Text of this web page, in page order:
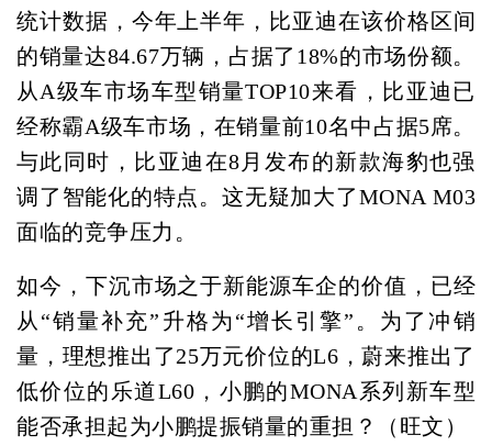
统计数据，今年上半年，比亚迪在该价格区间
的销量达84.67万辆，占据了18%的市场份额。
从A级车市场车型销量TOP10来看，比亚迪已
经称霸A级车市场，在销量前10名中占据5席。
与此同时，比亚迪在8月发布的新款海豹也强
调了智能化的特点。这无疑加大了MONA M03
面临的竞争压力。
如今，下沉市场之于新能源车企的价值，已经
从“销量补充”升格为“增长引擎”。为了冲销
量，理想推出了25万元价位的L6，蔚来推出了
低价位的乐道L60，小鹏的MONA系列新车型
能否承担起为小鹏提振销量的重担？（旺文）